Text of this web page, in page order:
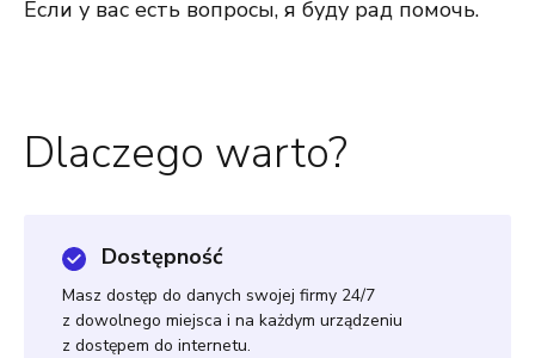
Если у вас есть вопросы, я буду рад помочь.
Dlaczego warto?
Dostępność
Masz dostęp do danych swojej firmy 24/7
z dowolnego miejsca i na każdym urządzeniu
z dostępem do internetu.